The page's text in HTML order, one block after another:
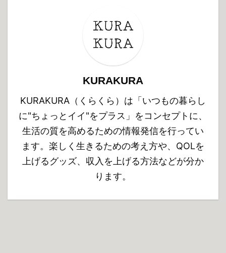
KURAKURA
KURAKURA（くらくら）は「いつもの暮らし
に"ちょっとイイ"をプラス」をコンセプトに、
生活の質を高めるための情報発信を行ってい
ます。楽しく生きるための考え方や、QOLを
上げるグッズ、収入を上げる方法などが分か
ります。